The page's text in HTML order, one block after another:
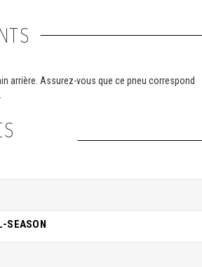
arrière. Assurez-vous que ce pneu correspond
SEASON